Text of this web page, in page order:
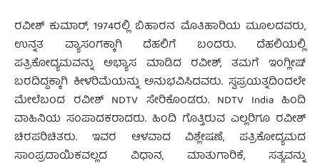
ರವೀಶ್ ಕುಮಾರ್, 1974ರಲ್ಲಿ ಬಿಹಾರನ ಮೊತಿಹಾರಿಯ ಮೂಲದವರು,
ಉನ್ನತ ವ್ಯಾಸಂಗಕ್ಕಾಗಿ ದೆಹಲಿಗೆ ಬಂದರು. ದೆಹಲಿಯಲ್ಲಿ
ಪತ್ರಿಕೋದ್ಯಮವನ್ನು ಅಭ್ಯಾಸ ಮಾಡಿದ ರವೀಶ್, ತಮಗೆ ಇಂಗ್ಲೀಷ್
ಬರದಿದ್ದಕ್ಕಾಗಿ ಕೀಳರಿಮೆಯನ್ನು ಅನುಭವಿಸಿದವರು. ಸ್ವಪ್ರಯತ್ನದಿಂದಲೇ
ಮೇಲೆಬಂದ ರವೀಶ್ NDTV ಸೇರಿಕೊಂಡರು. NDTV India ಹಿಂದಿ
ವಾಹಿನಿಯ ಸಂಪಾದಕರಾದರು. ಹಿಂದಿ ಗೊತ್ತಿರುವ ಎಲ್ಲರಿಗೂ ರವೀಶ್
ಚಿರಪರಿಚಿತರು. ಇವರ ಆಳವಾದ ವಿಶ್ಲೇಷಣೆ, ಪತ್ರಿಕೋದ್ಯಮದ
ಸಾಂಪ್ರದಾಯಿಕವಲ್ಲದ ವಿಧಾನ, ಮಾತುಗಾರಿಕೆ, ಸತ್ಯವನ್ನು